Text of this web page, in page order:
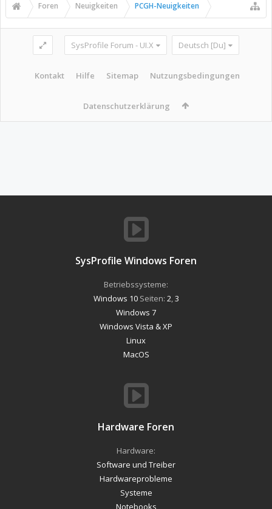
Foren Neuigkeiten PCGH-Neuigkeiten
SysProfile Forum - UI.X Deutsch [Du]
Kontakt Hilfe Sitemap Nutzungsbedingungen
Datenschutzerklärung
SysProfile Windows Foren
Betriebssysteme:
Windows 10Seiten: 2 3
Windows 7
Windows Vista & XP
Linux
MacOS
Hardware Foren
Hardware:
Software und Treiber
Hardwareprobleme
Systeme
Notebooks